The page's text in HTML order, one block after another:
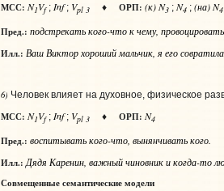
МСС: N1Vf;Inf;Vpl 3 ♦ ОРП: (к) N3;N4;(на) N4
Пред.: подстрекатького-что к чему, провоцировать
Илл.: Ваш Виктор хороший мальчик, я его совратила
6) Человек влияет на духовное, физическое
МСС: N1Vf;Inf;Vpl 3 ♦ ОРП: N4
Пред.: воспитыватького-что, вынянчиватького.
Илл.: Дядя Каренин, важный чиновник и когда-то
Совмещенные семантические модели